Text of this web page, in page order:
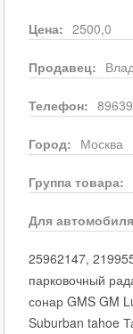
Цена: 2500,0
Продавец:
Телефон:
Город: Москва
Группа товара:
Для
25962147, 21995586,
парковочный
сонар GMS GM Lucerne DTS Escalade Avalanche
Suburban tahoe